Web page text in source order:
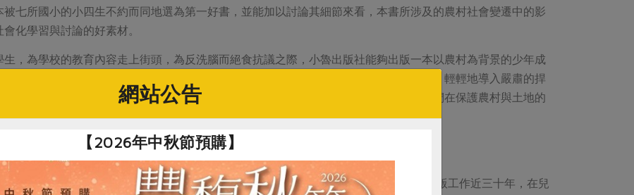
七所國小的小四生不約而同地選為第一好書，並能加以討論其細節來看，本書所涉及的農村社會變遷中的影
化學習與討論的好素材。
，為學校的教育內容走上街頭，為反洗腦而絕食抗議之際，小魯出版社能夠出版一本以農村為背景的少年成
民團結奮鬥作為素材，這樣的道德勇氣是要肯定的。作者能以如此深入淺出的銳利文筆，輕輕地導入嚴肅的捍
議題，做為長期關心農村與農業議題的我們，僅致上最深的謝意。謝謝小魯團隊能與我們在保護農村與土地的
永不孤單。
種子深耕發芽
， 小魯出版社執行長沙永玲也來到龍雲宮會場，跟大家分享這本書出版的初衷。從事出版工作近三十年，在兒
網站公告
【2026年中秋節預購】